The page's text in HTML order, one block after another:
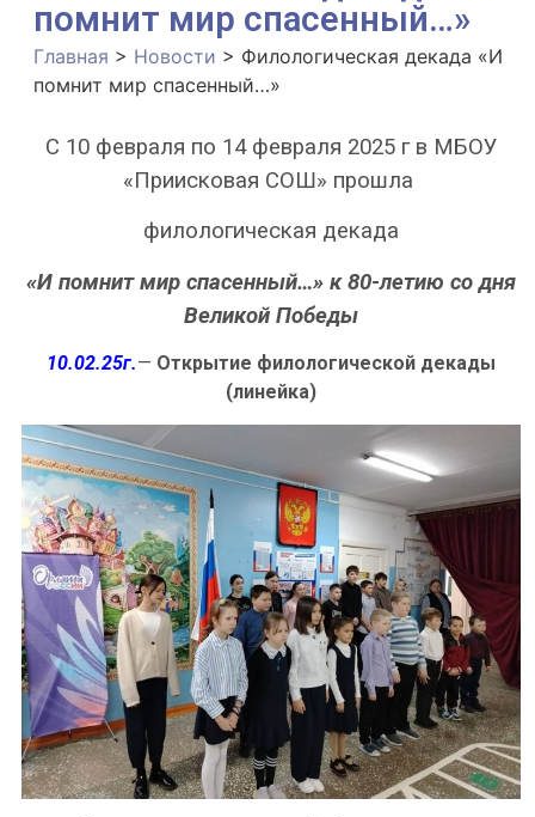
помнит мир спасенный…»
Главная > Новости > Филологическая декада «И
помнит мир спасенный…»
С 10 февраля по 14 февраля 2025 г в МБОУ
«Приисковая СОШ» прошла
филологическая декада
«И помнит мир спасенный…» к 80-летию со дня
Великой Победы
10.02.25г.— Открытие филологической декады
(линейка)